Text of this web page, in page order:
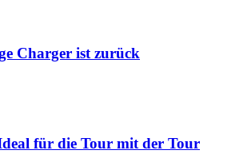
Charger ist zurück
für die Tour mit der Tour